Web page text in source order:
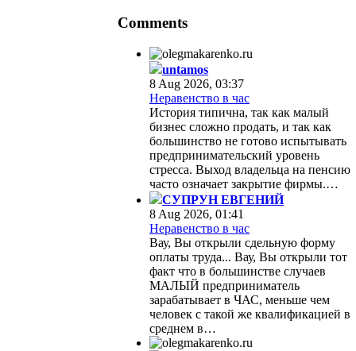
Comments
untamos
8 Aug 2026, 03:37
Неравенство в час
История типична, так как малый
бизнес сложно продать, и так как
большинство не готово испытывать
предпринимательский уровень
стресса. Выход владельца на пенсию
часто означает закрытие фирмы.…
СУПРУН ЕВГЕНИЙ
8 Aug 2026, 01:41
Неравенство в час
Вау, Вы открыли сдельную форму
оплаты труда... Вау, Вы открыли тот
факт что в большинстве случаев
МАЛЫЙ предприниматель
зарабатывает в ЧАС, меньше чем
человек с такой же квалификацией в
среднем в…